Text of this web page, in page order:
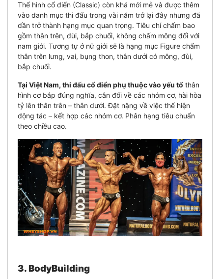
Thể hình cổ điển (Classic) còn khá mới mẻ và được thêm
vào danh mục thi đấu trong vài năm trở lại đây nhưng đã
dần trở thành hạng mục quan trọng. Tiêu chí chấm bao
gồm thân trên, đùi, bắp chuối, không chấm mông đối với
nam giới. Tương tự ở nữ giới sẽ là hạng mục Figure chấm
thân trên lưng, vai, bụng thon, thân dưới có mông, đùi,
bắp chuối.
Tại Việt Nam, thi đấu cổ điển phụ thuộc vào yếu tố thân
hình cơ bắp đúng nghĩa, cân đối về các nhóm cơ, hài hòa
tỷ lên thân trên – thân dưới. Đặt nặng về việc thể hiện
động tác – kết hợp các nhóm cơ. Phân hạng tiêu chuẩn
theo chiều cao.
3. BodyBuilding